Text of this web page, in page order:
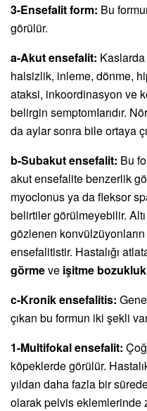
3-Ensefalit form: Bu
görülür.
a-Akut ensefalit: Kaslarda
halsizlik, inleme, dönme,
ataksi, inkoordinasyon ve
belirgin semptomIarıdır.
da aylar sonra bile ortaya
b-Subakut ensefalit: Bu
akut ensefalite benzerlik
myoclonus ya da fleksor
belirtiler görülmeyebilir.
gözlenen
ensefalitistir. Hastalığı
görmeve işitme
c-Kronik ensefalitis:
çıkan bu formun iki şekli
1-Multifokal ensefalit:
köpeklerde görülür.
yıldan daha fazla bir
olarak pelvis eklemlerinde